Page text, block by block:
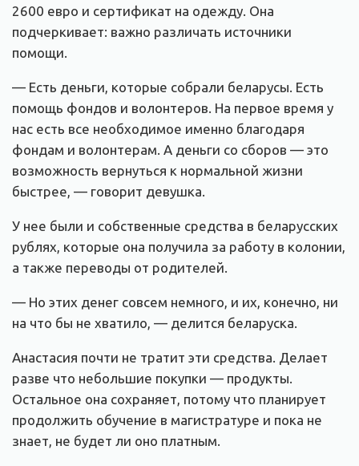
2600 евро и сертификат на одежду. Она
подчеркивает: важно различать источники
помощи.
— Есть деньги, которые собрали беларусы. Есть
помощь фондов и волонтеров. На первое время у
нас есть все необходимое именно благодаря
фондам и волонтерам. А деньги со сборов — это
возможность вернуться к нормальной жизни
быстрее, — говорит девушка.
У нее были и собственные средства в беларусских
рублях, которые она получила за работу в колонии,
а также переводы от родителей.
— Но этих денег совсем немного, и их, конечно, ни
на что бы не хватило, — делится беларуска.
Анастасия почти не тратит эти средства. Делает
разве что небольшие покупки — продукты.
Остальное она сохраняет, потому что планирует
продолжить обучение в магистратуре и пока не
знает, не будет ли оно платным.